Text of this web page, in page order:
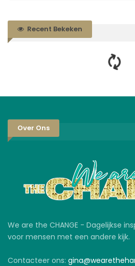
Recent Bekeken
Over Ons
We are the CHANGE - Dagelijkse
voor mensen met een andere kijk.
Contacteer ons: